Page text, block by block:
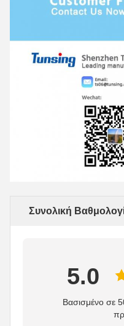
Συνολική
5.0
Βασισμένο σε